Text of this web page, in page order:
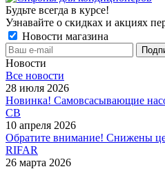
Будьте всегда в курсе!
Узнавайте о скидках и акциях
Новости магазина
Новости
Все новости
28 июля 2026
Новинка! Самовсасывающие
СВ
10 апреля 2026
Обратите внимание! Снижены
RIFAR
26 марта 2026